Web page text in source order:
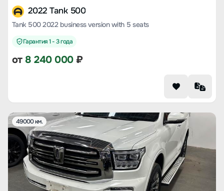
2022 Tank 500
Tank 500 2022 business version with 5 seats
Гарантия 1 - 3 года
от 8 240 000₽
49000 км.